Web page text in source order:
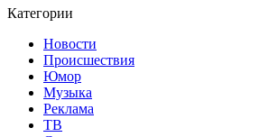
Категории
Новости
Происшествия
Юмор
Музыка
Реклама
ТВ